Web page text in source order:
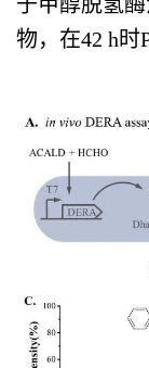
物，在42 h时